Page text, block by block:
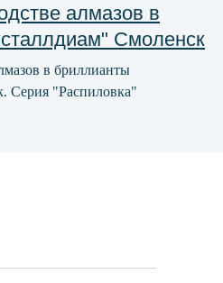
алмазов в
Смоленск
в бриллианты
Серия "Распиловка"